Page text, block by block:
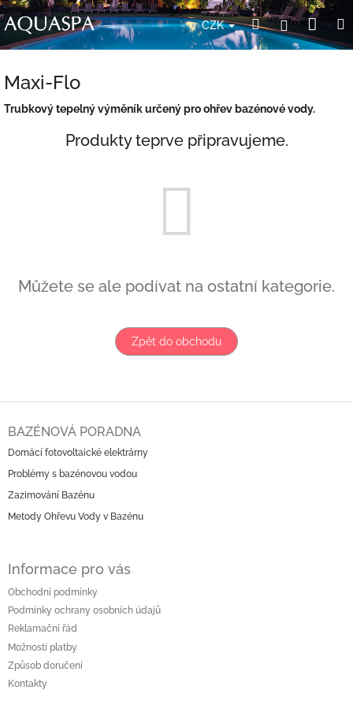
Přejít
na
obsah
CZK HledatPřihlášení
Maxi-Flo
Trubkový tepelný výměník určený pro ohřev bazénové vody.
Produkty teprve připravujeme.
Můžete se ale podívat na ostatní kategorie.
Zpět do obchodu
BAZÉNOVÁ PORADNA
Domácí fotovoltaické elektrárny
Problémy s bazénovou vodou
Zazimování Bazénu
Metody Ohřevu Vody v Bazénu
Informace pro vás
Obchodní podmínky
Podmínky ochrany osobních údajů
Reklamační řád
Možnosti platby
Způsob doručení
Kontakty